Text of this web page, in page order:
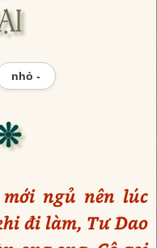
nhỏ -
ngủ nên lúc
đi làm, Tư Dao